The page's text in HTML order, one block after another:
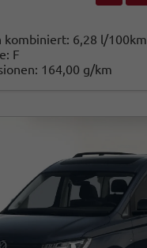
kombiniert: 6,28 l/100km
F
164,00 g/km